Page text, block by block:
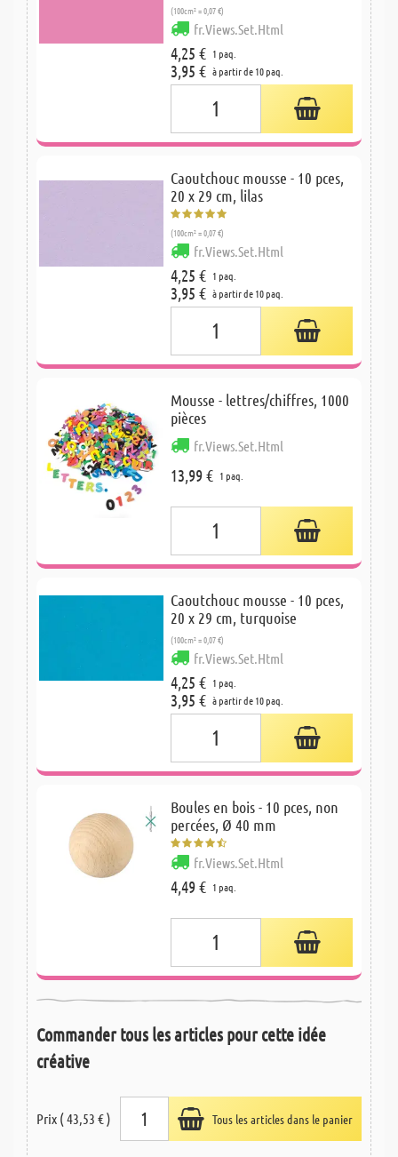
(100cm² = 0,07 €)
fr.Views.Set.Html
4,25 € 1 paq.
3,95 € à partir de 10 paq.
Caoutchouc mousse - 10 pces,
20 x 29 cm, lilas
(100cm² = 0,07 €)
fr.Views.Set.Html
4,25 € 1 paq.
3,95 € à partir de 10 paq.
Mousse - lettres/chiffres, 1000
pièces
fr.Views.Set.Html
13,99 € 1 paq.
Caoutchouc mousse - 10 pces,
20 x 29 cm, turquoise
(100cm² = 0,07 €)
fr.Views.Set.Html
4,25 € 1 paq.
3,95 € à partir de 10 paq.
Boules en bois - 10 pces, non
percées, Ø 40 mm
fr.Views.Set.Html
4,49 € 1 paq.
Commander tous les articles pour cette idée
créative
Prix ( 43,53 € ) Tous les articles dans le panier